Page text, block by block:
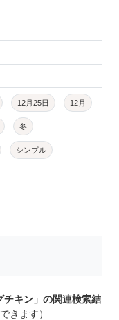
12月25日 12月
冬
シンプル
チキン」の関連検索結
きます）